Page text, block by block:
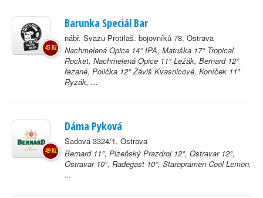
Barunka Speciál Bar
nábř. Svazu Protifaš. bojovníků 78, Ostrava
Nachmelená Opice 14° IPA, Matuška 17° Tropical
Rocket, Nachmelená Opice 11° Ležák, Bernard 12°
řezané, Polička 12° Záviš Kvasnicové, Koníček 11°
Ryzák, ...
43 Kč
Dáma Pyková
Sadová 3324/1, Ostrava
Bernard 11°, Plzeňský Prazdroj 12°, Ostravar 12°,
Ostravar 10°, Radegast 10°, Staropramen Cool Lemon,
...
49 Kč